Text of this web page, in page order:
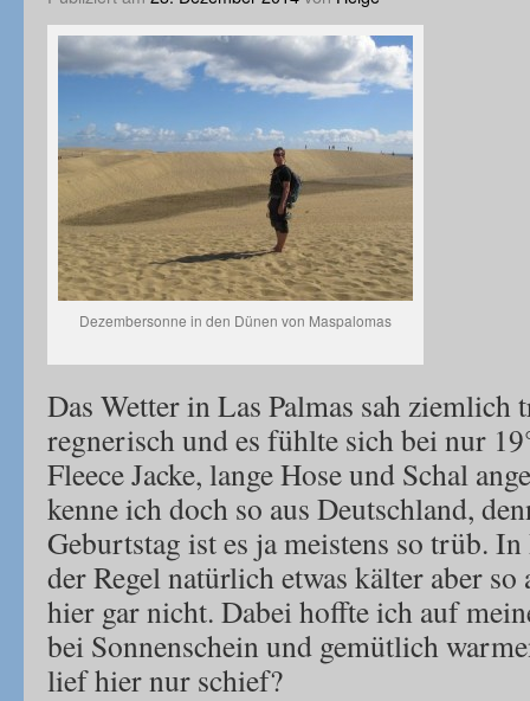
Dezembersonne in den Dünen von Maspalomas
Das Wetter in Las Palmas sah ziemlich
regnerisch und es fühlte sich bei nur
Fleece Jacke, lange Hose und Schal
kenne ich doch so aus Deutschland,
Geburtstag ist es ja meistens so trüb.
der Regel natürlich etwas kälter aber so
hier gar nicht. Dabei hoffte ich auf
bei Sonnenschein und gemütlich
lief hier nur schief?